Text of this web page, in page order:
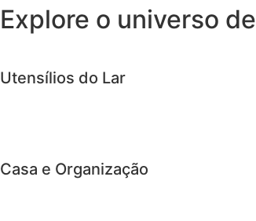
Explore o universo de
Utensílios do Lar
Casa e Organização